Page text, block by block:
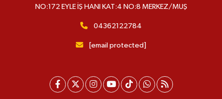
NO:172 EYLE İŞ HANI KAT:4 NO:8 MERKEZ/MUŞ
04362122784
[email protected]